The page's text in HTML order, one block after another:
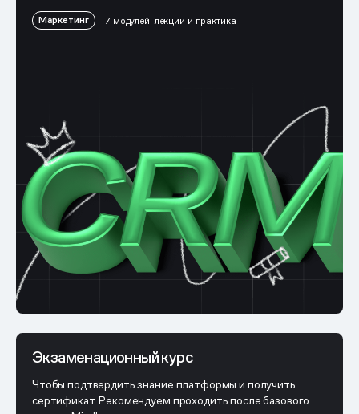
Маркетинг 7 модулей: лекции и практика
Экзаменационный курс
Чтобы подтвердить знание платформы и получить
сертификат. Рекомендуем проходить после базового